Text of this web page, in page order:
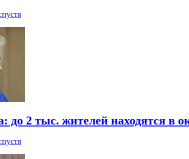
до 2 тыс. жителей находятся в